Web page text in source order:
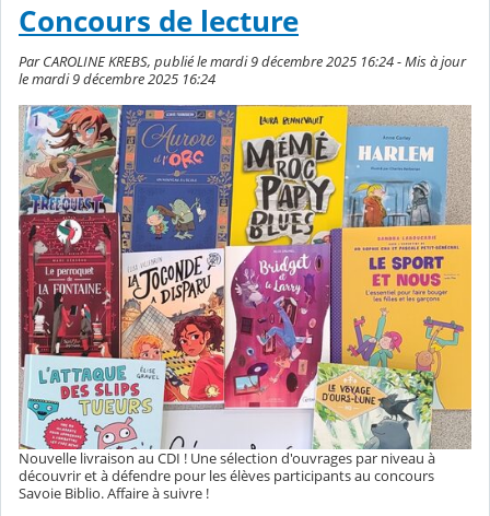
Concours de lecture
Par CAROLINE KREBS, publié le mardi 9 décembre 2025 16:24 - Mis à jour
le mardi 9 décembre 2025 16:24
Nouvelle livraison au CDI ! Une sélection d'ouvrages par niveau à
découvrir et à défendre pour les élèves participants au concours
Savoie Biblio. Affaire à suivre !